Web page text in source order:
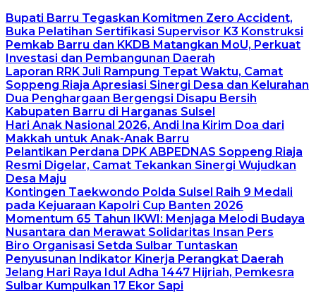
Bupati Barru Tegaskan Komitmen Zero Accident,
Buka Pelatihan Sertifikasi Supervisor K3 Konstruksi
Pemkab Barru dan KKDB Matangkan MoU, Perkuat
Investasi dan Pembangunan Daerah
Laporan RRK Juli Rampung Tepat Waktu, Camat
Soppeng Riaja Apresiasi Sinergi Desa dan Kelurahan
Dua Penghargaan Bergengsi Disapu Bersih
Kabupaten Barru di Harganas Sulsel
Hari Anak Nasional 2026, Andi Ina Kirim Doa dari
Makkah untuk Anak-Anak Barru
Pelantikan Perdana DPK ABPEDNAS Soppeng Riaja
Resmi Digelar, Camat Tekankan Sinergi Wujudkan
Desa Maju
Kontingen Taekwondo Polda Sulsel Raih 9 Medali
pada Kejuaraan Kapolri Cup Banten 2026
Momentum 65 Tahun IKWI: Menjaga Melodi Budaya
Nusantara dan Merawat Solidaritas Insan Pers
Biro Organisasi Setda Sulbar Tuntaskan
Penyusunan Indikator Kinerja Perangkat Daerah
Jelang Hari Raya Idul Adha 1447 Hijriah, Pemkesra
Sulbar Kumpulkan 17 Ekor Sapi